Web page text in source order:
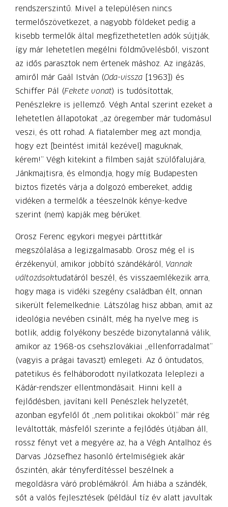
rendszerszintű. Mivel a településen nincs
termelőszövetkezet, a nagyobb földeket pedig a
kisebb termelők által megfizethetetlen adók sújtják,
így már lehetetlen megélni földművelésből, viszont
az idős parasztok nem értenek máshoz. Az ingázás,
amiről már Gaál István (Oda-vissza [1963]) és
Schiffer Pál (Fekete vonat) is tudósítottak,
Penészlekre is jellemző. Végh Antal szerint ezeket a
lehetetlen állapotokat „az öregember már tudomásul
veszi, és ott rohad. A fiatalember meg azt mondja,
hogy ezt [beintést imitál kezével] maguknak,
kérem!” Végh kitekint a filmben saját szülőfalujára,
Jánkmajtisra, és elmondja, hogy míg Budapesten
biztos fizetés várja a dolgozó embereket, addig
vidéken a termelők a téeszelnök kénye-kedve
szerint (nem) kapják meg bérüket.
Orosz Ferenc egykori megyei párttitkár
megszólalása a legizgalmasabb. Orosz még el is
érzékenyül, amikor jobbító szándékáról, Vannak
változásoktudatáról beszél, és visszaemlékezik arra,
hogy maga is vidéki szegény családban élt, onnan
sikerült felemelkednie. Látszólag hisz abban, amit az
ideológia nevében csinált, még ha nyelve meg is
botlik, addig folyékony beszéde bizonytalanná válik,
amikor az 1968-os csehszlovákiai „ellenforradalmat”
(vagyis a prágai tavaszt) emlegeti. Az ő öntudatos,
patetikus és felháborodott nyilatkozata leleplezi a
Kádár-rendszer ellentmondásait. Hinni kell a
fejlődésben, javítani kell Penészlek helyzetét,
azonban egyfelől őt „nem politikai okokból” már rég
leváltották, másfelől szerinte a fejlődés útjában áll,
rossz fényt vet a megyére az, ha a Végh Antalhoz és
Darvas Józsefhez hasonló értelmiségiek akár
őszintén, akár tényferdítéssel beszélnek a
megoldásra váró problémákról. Ám hiába a szándék,
sőt a valós fejlesztések (például tíz év alatt javultak